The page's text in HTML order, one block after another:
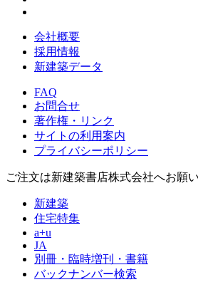
会社概要
採用情報
新建築データ
FAQ
お問合せ
著作権・リンク
サイトの利用案内
プライバシーポリシー
ご注文は新建築書店株式会社へお願
新建築
住宅特集
a+u
JA
別冊・臨時増刊・書籍
バックナンバー検索